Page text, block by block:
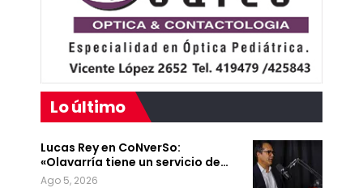
Lo último
Lucas Rey en CoNverSo:
«Olavarría tiene un servicio de…
Ago 5, 2026